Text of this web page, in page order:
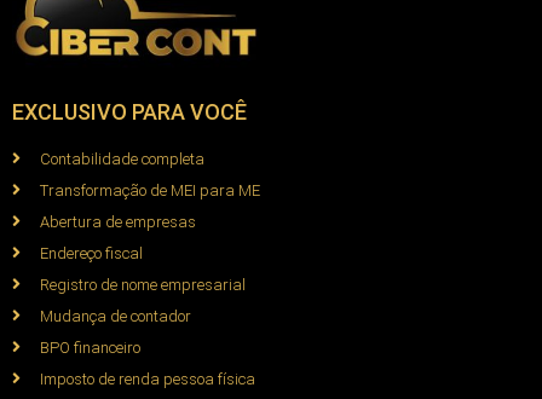
EXCLUSIVO PARA VOCÊ
Contabilidade completa
Transformação de MEI para ME
Abertura de empresas
Endereço fiscal
Registro de nome empresarial
Mudança de contador
BPO financeiro
Imposto de renda pessoa física